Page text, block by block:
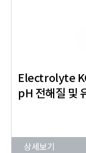
Electrolyte
pH 전해질 및
상세보기